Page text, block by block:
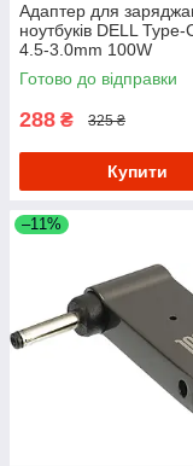
Адаптер для
ноутбуків DELL
4.5-3.0mm 100W
Готово до відправки
288 ₴ 325 ₴
Купити
–11%